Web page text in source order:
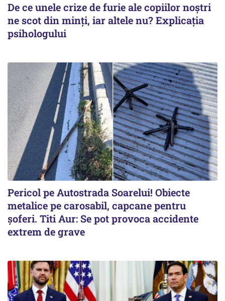
De ce unele crize de furie ale copiilor noștri
ne scot din minți, iar altele nu? Explicația
psihologului
Pericol pe Autostrada Soarelui! Obiecte
metalice pe carosabil, capcane pentru
șoferi. Titi Aur: Se pot provoca accidente
extrem de grave